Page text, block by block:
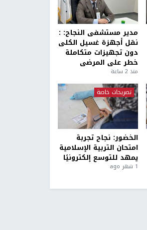
مدير مستشفى النجاح: :
نقل أجهزة غسيل الكلى
دون تجهيزات متكاملة
خطر على المرضى
منذ 2 ساعة
تصريحات خاصة
الخضور: نجاح تجربة
امتحان التربية الإسلامية
يمهد للتوسع إلكترونيًا
1 شهر ago